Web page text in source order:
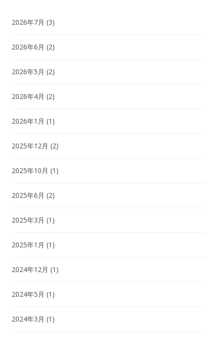
2026年7月 (3)
2026年6月 (2)
2026年5月 (2)
2026年4月 (2)
2026年1月 (1)
2025年12月 (2)
2025年10月 (1)
2025年6月 (2)
2025年3月 (1)
2025年1月 (1)
2024年12月 (1)
2024年5月 (1)
2024年3月 (1)